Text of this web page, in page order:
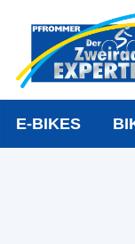
E-BIKES